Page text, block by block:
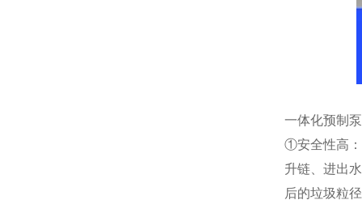
一体化预制
①安全性高：
升链、进出
后的垃圾粒